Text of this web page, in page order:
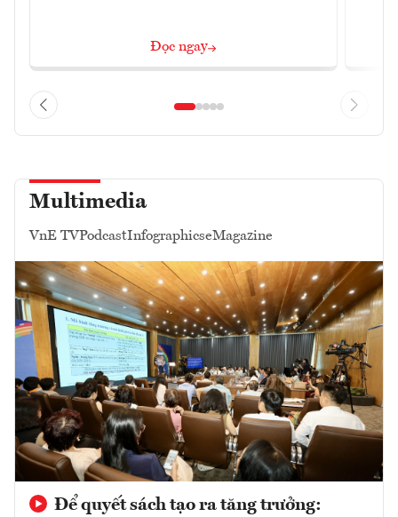
Đọc ngay
Multimedia
VnE TVPodcastInfographicseMagazine
Để quyết sách tạo ra tăng trưởng: